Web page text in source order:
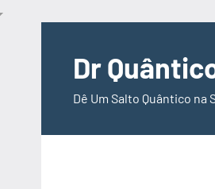
conteúdo
Dr
Dê Um Salto Quântico na